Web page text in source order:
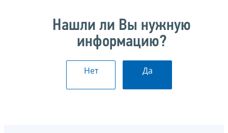
Нашли ли Вы нужную
информацию?
Нет Да